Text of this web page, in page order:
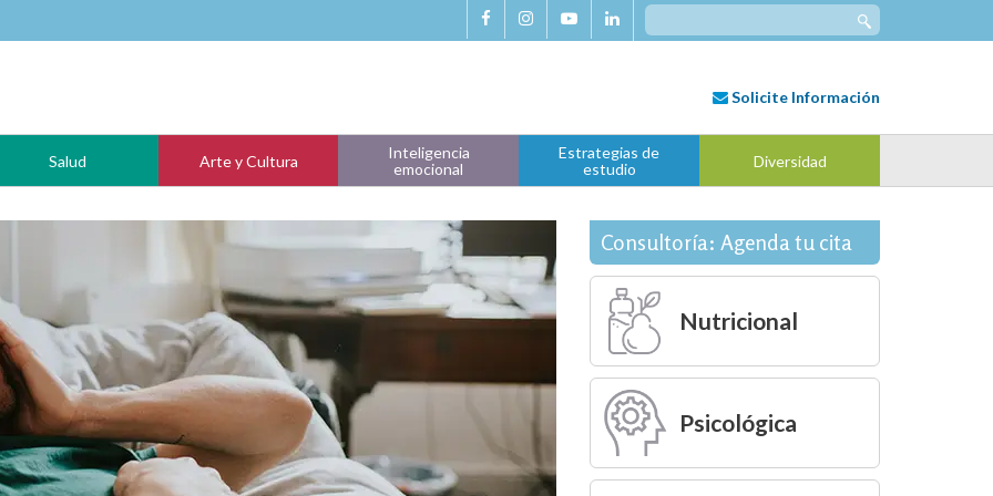
Search
for:
Solicite Información
Salud Arte y Cultura
Inteligencia
emocional
Estrategias de
estudio
Diversidad
Consultoría: Agenda tu cita
Nutricional
Psicológica